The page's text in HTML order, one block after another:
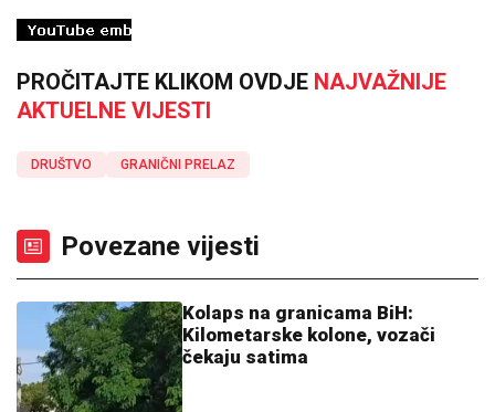
PROČITAJTE KLIKOM OVDJE NAJVAŽNIJE
AKTUELNE VIJESTI
DRUŠTVO GRANIČNI PRELAZ
Povezane vijesti
Kolaps na granicama BiH:
Kilometarske kolone, vozači
čekaju satima